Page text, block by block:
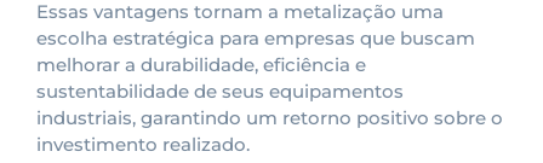
Essas vantagens tornam a metalização uma
escolha estratégica para empresas que buscam
melhorar a durabilidade, eficiência e
sustentabilidade de seus equipamentos
industriais, garantindo um retorno positivo sobre o
investimento realizado.